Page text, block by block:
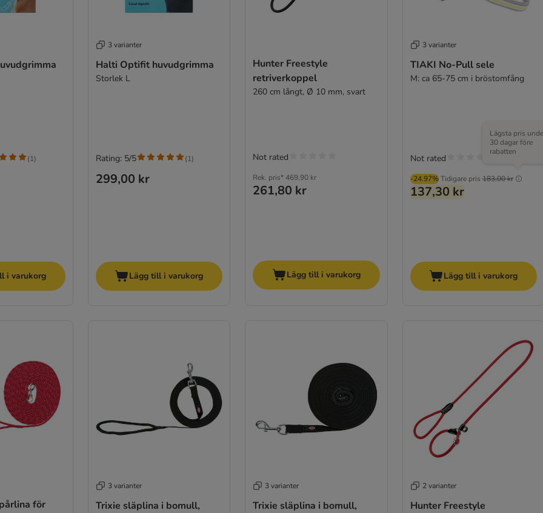
(1)
i varukorg
3 varianter
Halti Optifit huvudgrimma
Storlek L
299,00 kr
Rating: 5/5 (1)
Lägg till i varukorg
Hunter Freestyle
retriverkoppel
260 cm långt, Ø 10 mm, svart
Rek. pris*469,90 kr
261,80 kr
Not rated
Lägg till i varukorg
3 varianter
TIAKI No-Pull sele
M: ca 65-75 cm i bröstomfång
-24.97% Tidigare pris 183,00 kr
Lägsta pris
30 dagar före
rabatten
137,30 kr
Not rated
Lägg till i varukorg
för
3 varianter
Trixie släplina i bomull,
3 varianter
Trixie släplina i bomull,
2 varianter
Hunter Freestyle